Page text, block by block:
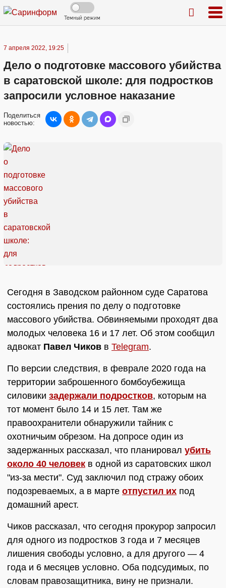
Темный режим
7 апреля 2022, 19:25
Дело о подготовке массового убийства
в саратовской школе: для подростков
запросили условное наказание
Поделиться
новостью:
Сегодня в Заводском районном суде Саратова
состоялись прения по делу о подготовке
массового убийства. Обвиняемыми проходят два
молодых человека 16 и 17 лет. Об этом сообщил
адвокат Павел Чиков в Telegram.
По версии следствия, в феврале 2020 года на
территории заброшенного бомбоубежища
силовики задержали подростков, которым на
тот момент было 14 и 15 лет. Там же
правоохранители обнаружили тайник с
охотничьим обрезом. На допросе один из
задержанных рассказал, что планировал убить
около 40 человек в одной из саратовских школ
"из-за мести". Суд заключил под стражу обоих
подозреваемых, а в марте отпустил их под
домашний арест.
Чиков рассказал, что сегодня прокурор запросил
для одного из подростков 3 года и 7 месяцев
лишения свободы условно, а для другого — 4
года и 6 месяцев условно. Оба подсудимых, по
словам правозащитника, вину не признали.